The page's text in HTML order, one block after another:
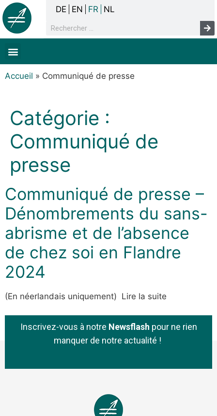
DE EN FR NL
Accueil » Communiqué de presse
Catégorie :
Communiqué de
presse
Communiqué de presse –
Dénombrements du sans-
abrisme et de l’absence
de chez soi en Flandre
2024
(En néerlandais uniquement) Lire la suite
Inscrivez-vous à notre Newsflash pour ne rien
manquer de notre actualité !